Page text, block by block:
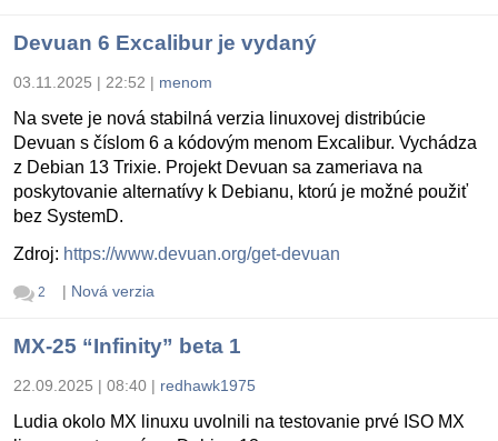
Devuan 6 Excalibur je vydaný
03.11.2025 | 22:52 | menom
Na svete je nová stabilná verzia linuxovej distribúcie
Devuan s číslom 6 a kódovým menom Excalibur. Vychádza
z Debian 13 Trixie. Projekt Devuan sa zameriava na
poskytovanie alternatívy k Debianu, ktorú je možné použiť
bez SystemD.
Zdroj: https://www.devuan.org/get-devuan
2 | Nová verzia
MX-25 “Infinity” beta 1
22.09.2025 | 08:40 | redhawk1975
Ludia okolo MX linuxu uvolnili na testovanie prvé ISO MX